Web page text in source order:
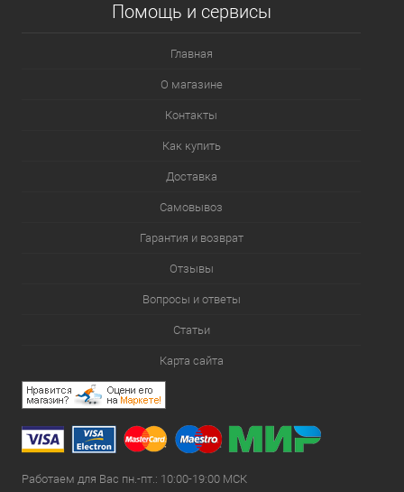
Помощь и сервисы
Главная
О магазине
Контакты
Как купить
Доставка
Самовывоз
Гарантия и возврат
Отзывы
Вопросы и ответы
Статьи
Карта сайта
Работаем для Вас пн.-пт.: 10:00-19:00 МСК